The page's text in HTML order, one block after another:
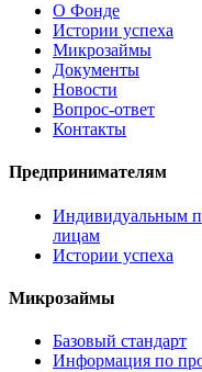
О Фонде
Истории успеха
Микрозаймы
Документы
Новости
Вопрос-ответ
Контакты
Предпринимателям
Индивидуальным
лицам
Истории успеха
Микрозаймы
Базовый стандарт
Информация по